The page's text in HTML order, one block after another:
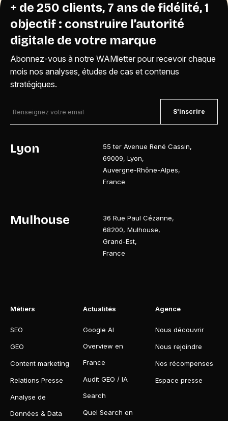
+ de 250 clients, 7 ans de fidélité, 1
objectif : construire l’autorité
digitale de votre marque
Abonnez-vous à notre WAMletter pour recevoir chaque
mois nos analyses, études de cas et contenus
stratégiques.
S'inscrire
Lyon 55 ter Avenue René Cassin,
69009,Lyon,
Auvergne-Rhône-Alpes,
France
Mulhouse 36 Rue Paul Cézanne,
68200,Mulhouse,
Grand-Est,
France
Métiers
SEO
GEO
Content marketing
Relations Presse
Analyse de
Données & Data
Actualités
Google AI
Overview en
France
Audit GEO / IA
Search
Quel Search en
Agence
Nous découvrir
Nous rejoindre
Nos récompenses
Espace presse